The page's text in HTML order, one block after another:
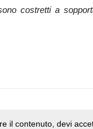
costretti a
il contenuto, devi